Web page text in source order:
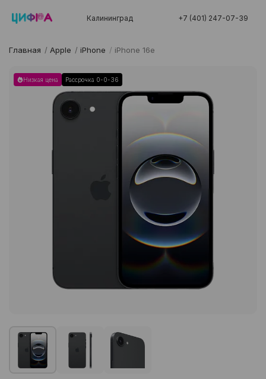
Калининград +7 (401) 247-07-39
Главная / Apple / iPhone / iPhone 16e
Низкая цена Рассрочка 0-0-36